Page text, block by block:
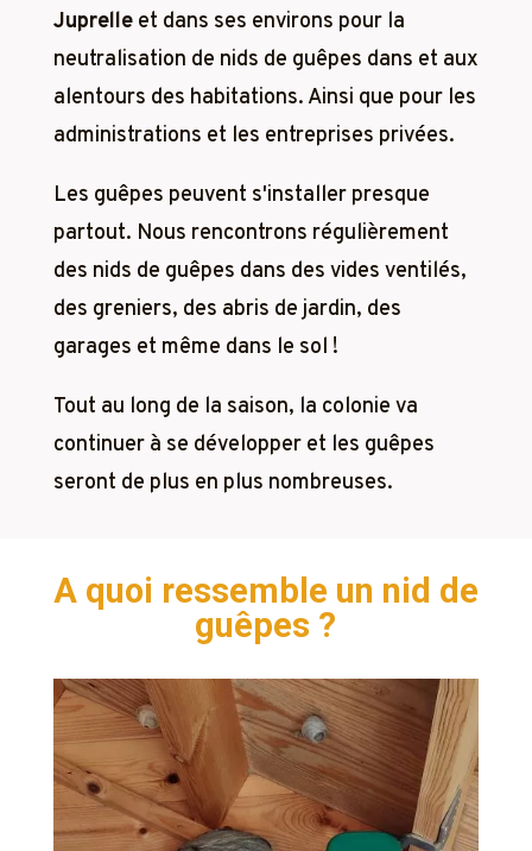
Juprelleet dans ses environs pour la
neutralisation de nids de guêpes dans et aux
alentours des habitations. Ainsi que pour les
administrations et les entreprises privées.
Les guêpes peuvent s'installer presque
partout. Nous rencontrons régulièrement
des nids de guêpes dans des vides ventilés,
des greniers, des abris de jardin, des
garages et même dans le sol !
Tout au long de la saison, la colonie va
continuer à se développer et les guêpes
seront de plus en plus nombreuses.
A quoi ressemble un nid de
guêpes ?